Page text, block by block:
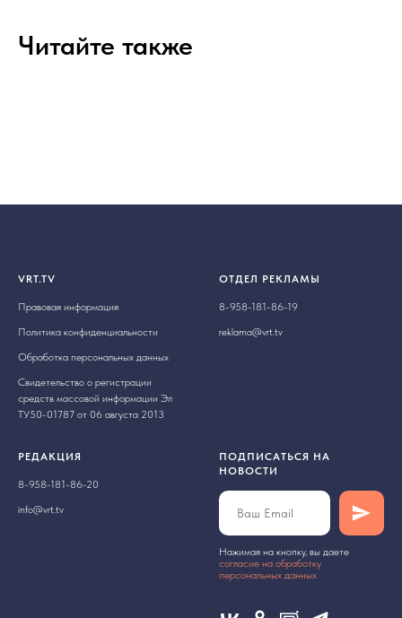
Читайте также
VRT.TV
Правовая информация
Политика конфиденциальности
Обработка персональных данных
Свидетельство о регистрации
средств массовой информации Эл
ТУ50-01787 от 06 августа 2013
ОТДЕЛ РЕКЛАМЫ
8-958-181-86-19
reklama@vrt.tv
РЕДАКЦИЯ
8-958-181-86-20
info@vrt.tv
ПОДПИСАТЬСЯ НА
НОВОСТИ
Нажимая на кнопку, вы даете
cогласие на обработку
персональных данных